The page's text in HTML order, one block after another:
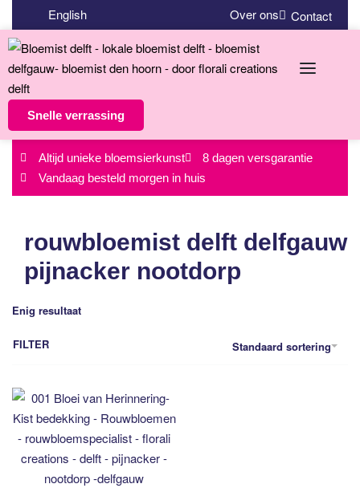
English Over ons Contact
Snelle verrassing
Altijd unieke bloemsierkunst
8 dagen versgarantie
Vandaag besteld morgen in huis
rouwbloemist delft delfgauw
pijnacker nootdorp
Enig resultaat
Standaard sortering
FILTER